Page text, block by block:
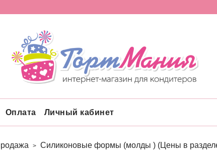
Оплата Личный кабинет
Силиконовые формы (молды ) (Цены в